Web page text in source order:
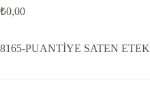
₺0,00
8165-PUANTİYE SATEN ETEK